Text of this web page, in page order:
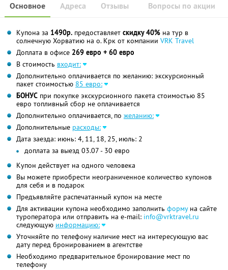
Основное Отзывы Вопросы по акции
Адреса
Купона за 1490р. предоставляет скидку 40% на тур в
солнечную Хорватию на о. Крк от компании VRK Travel
Доплата в офисе 269 евро + 60 евро
В стоимость входит:
Дополнительно оплачивается по желанию: экскурсионный
пакет стоимостью 85 евро:
БОНУС при покупке экскурсионного пакета стоимостью 85
евро топливный сбор не оплачивается
Дополнительно оплачивается, по желанию:
Дополнительные расходы:
Дата заезда: июнь: 4, 11, 18, 25, июль: 2
доплата за выезд 03.07 - 30 евро
Купон действует на одного человека
Вы можете приобрести неограниченное количество купонов
для себя и в подарок
Предъявляйте распечатанный купон на месте
Для активации купона необходимо заполнить формуна сайте
туроператора или отправить на e-mail: info@vrktravel.ru
следующую информацию:
Уточняйте по телефону наличие мест на интересующую вас
дату перед бронированием в агентстве
Необходимо предварительное бронирование мест по
телефону